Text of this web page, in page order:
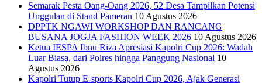
Semarak Pesta Oang-Oang 2026, 52 Desa Tampilkan Potensi
Unggulan di Stand Pameran 10 Agustus 2026
DPPTK NGAWI WORKSHOP DAN RANCANG
BUSANA JOGJA FASHION WEEK 2026 10 Agustus 2026
Ketua IESPA Ibnu Riza Apresiasi Kapolri Cup 2026: Wadah
Luar Biasa, dari Polres hingga Panggung Nasional 10
Agustus 2026
Kapolri Tutup E-sports Kapolri Cup 2026, Ajak Generasi